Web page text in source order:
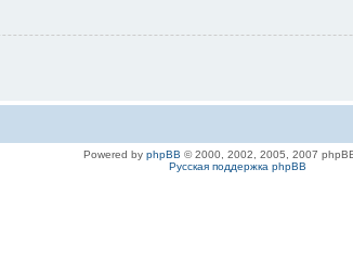
Powered by phpBB © 2000, 2002, 2005, 2007
Русская поддержка phpBB